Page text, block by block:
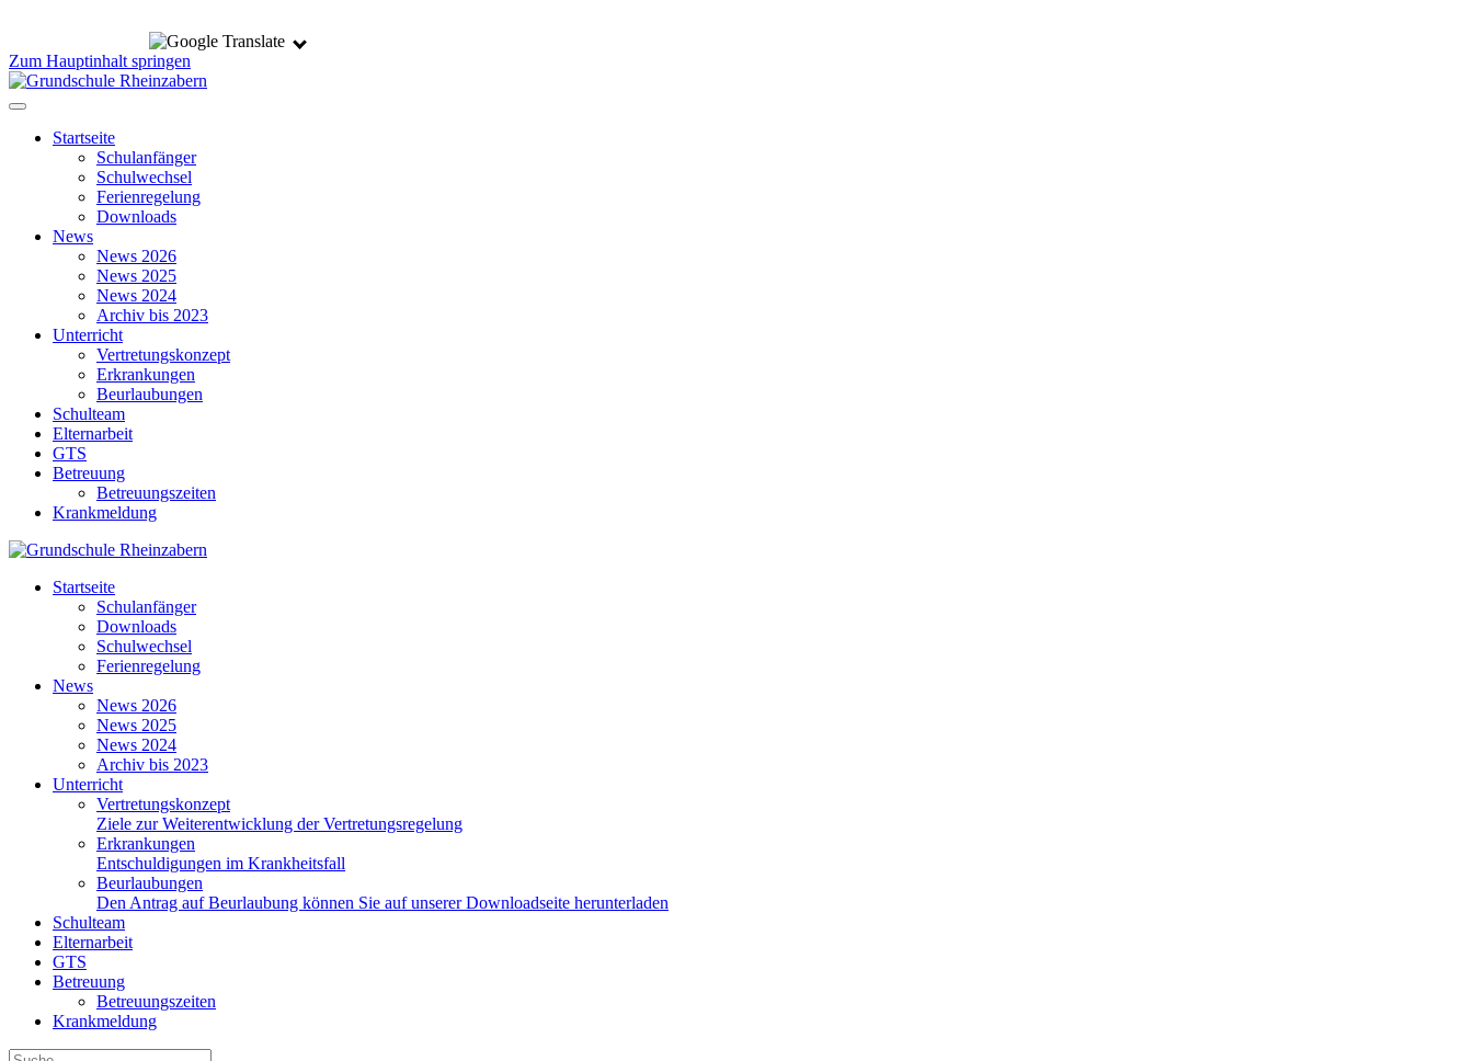
Zum Hauptinhalt springen
Startseite
Schulanfänger
Schulwechsel
Ferienregelung
Downloads
News
News 2026
News 2025
News 2024
Archiv bis 2023
Unterricht
Vertretungskonzept
Erkrankungen
Beurlaubungen
Schulteam
Elternarbeit
GTS
Betreuung
Betreuungszeiten
Krankmeldung
Startseite
Schulanfänger
Downloads
Schulwechsel
Ferienregelung
News
News 2026
News 2025
News 2024
Archiv bis 2023
Unterricht
Vertretungskonzept
Ziele zur Weiterentwicklung der Vertretungsregelung
Erkrankungen
Entschuldigungen im Krankheitsfall
Beurlaubungen
Den Antrag auf Beurlaubung können Sie auf unserer Downloadseite herunterladen
Schulteam
Elternarbeit
GTS
Betreuung
Betreuungszeiten
Krankmeldung